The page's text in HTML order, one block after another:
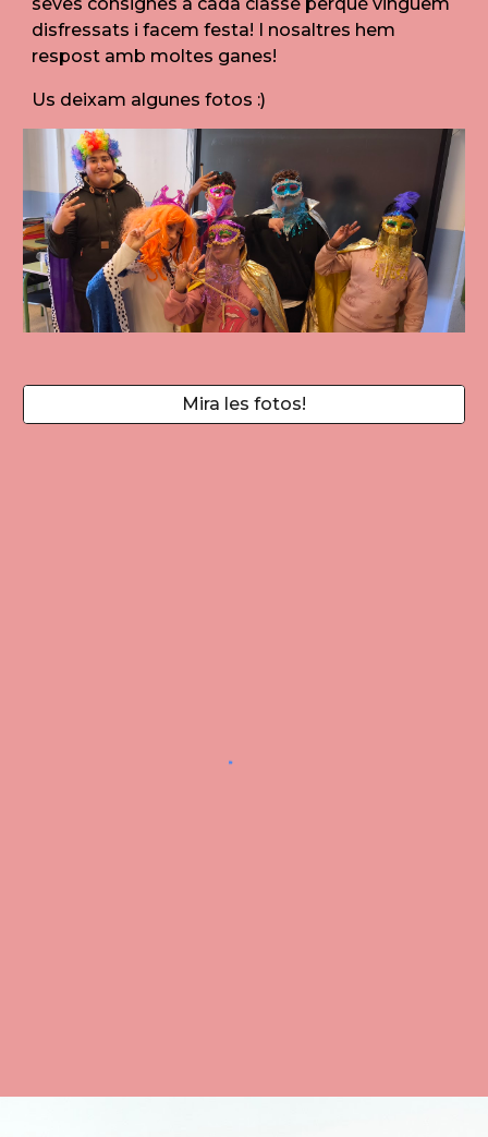
disfressats i facem festa! I nosaltres hem
respost amb moltes ganes!
Us deixam algunes fotos :)
Mira les fotos!